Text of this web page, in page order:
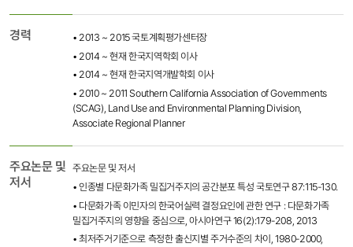
경력
• 2013 ~ 2015 국토계획평가센터장
• 2014 ~ 현재 한국지역학회 이사
• 2014 ~ 현재 한국지역개발학회 이사
• 2010 ~ 2011 Southern California Association of Governments
(SCAG), Land Use and Environmental Planning Division,
Associate Regional Planner
주요논문 및
저서
주요논문 및 저서
• 인종별 다문화가족 밀집거주지의 공간분포 특성 국토연구 87:115-130.
• 다문화가족 이민자의 한국어실력 결정요인에 관한 연구 : 다문화가족
밀집거주지의 영향을 중심으로, 아시아연구 16(2):179-208, 2013
• 최저주거기준으로 측정한 출신지별 주거수준의 차이, 1980-2000,